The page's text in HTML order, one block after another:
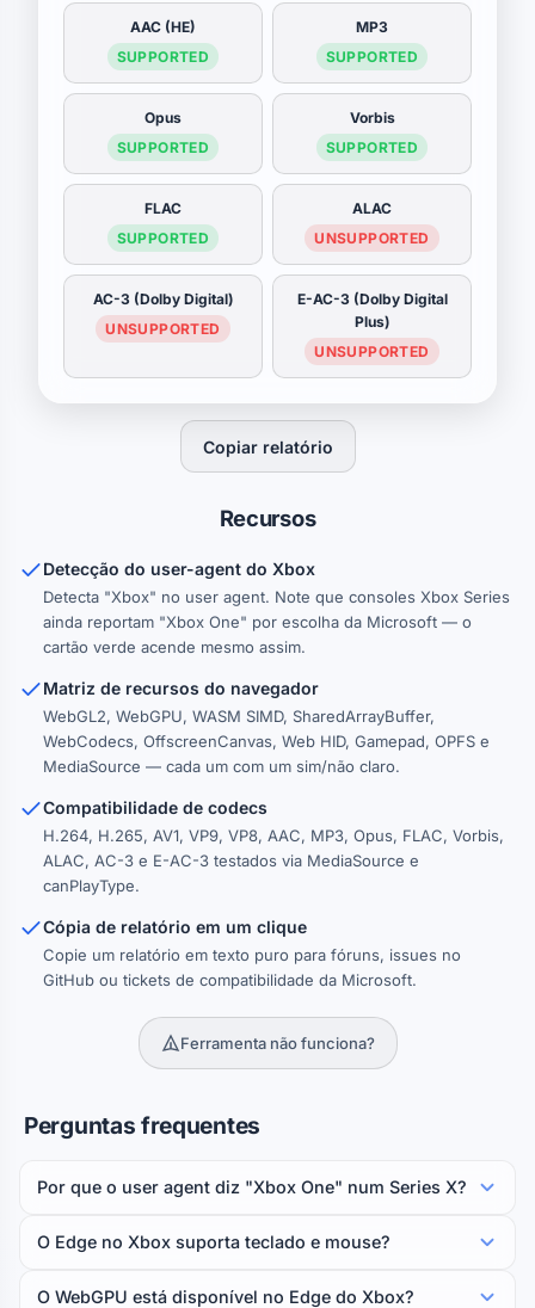
AAC (HE)
SUPPORTED
MP3
SUPPORTED
Opus
SUPPORTED
Vorbis
SUPPORTED
FLAC
SUPPORTED
ALAC
UNSUPPORTED
AC-3 (Dolby Digital)
UNSUPPORTED
E-AC-3 (Dolby Digital
Plus)
UNSUPPORTED
Copiar relatório
Recursos
Detecção do user-agent do Xbox
Detecta "Xbox" no user agent. Note que consoles Xbox Series
ainda reportam "Xbox One" por escolha da Microsoft — o
cartão verde acende mesmo assim.
Matriz de recursos do navegador
WebGL2, WebGPU, WASM SIMD, SharedArrayBuffer,
WebCodecs, OffscreenCanvas, Web HID, Gamepad, OPFS e
MediaSource — cada um com um sim/não claro.
Compatibilidade de codecs
H.264, H.265, AV1, VP9, VP8, AAC, MP3, Opus, FLAC, Vorbis,
ALAC, AC-3 e E-AC-3 testados via MediaSource e
canPlayType.
Cópia de relatório em um clique
Copie um relatório em texto puro para fóruns, issues no
GitHub ou tickets de compatibilidade da Microsoft.
Ferramenta não funciona?
Perguntas frequentes
Por que o user agent diz "Xbox One" num Series X?
O Edge no Xbox suporta teclado e mouse?
O WebGPU está disponível no Edge do Xbox?